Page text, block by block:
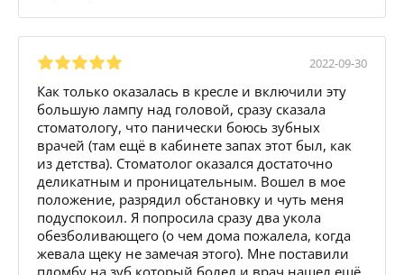
2022-09-30
Как только оказалась в кресле и включили эту
большую лампу над головой, сразу сказала
стоматологу, что панически боюсь зубных
врачей (там ещё в кабинете запах этот был, как
из детства). Стоматолог оказался достаточно
деликатным и проницательным. Вошел в мое
положение, разрядил обстановку и чуть меня
подуспокоил. Я попросила сразу два укола
обезболивающего (о чем дома пожалела, когда
жевала щеку не замечая этого). Мне поставили
пломбу на зуб который болел и врач нашел ещё